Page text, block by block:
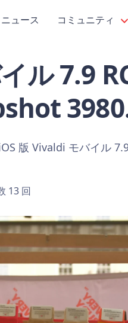
ニュース コミュニティ
ル 7.9
版 Vivaldi モバイル
13 回